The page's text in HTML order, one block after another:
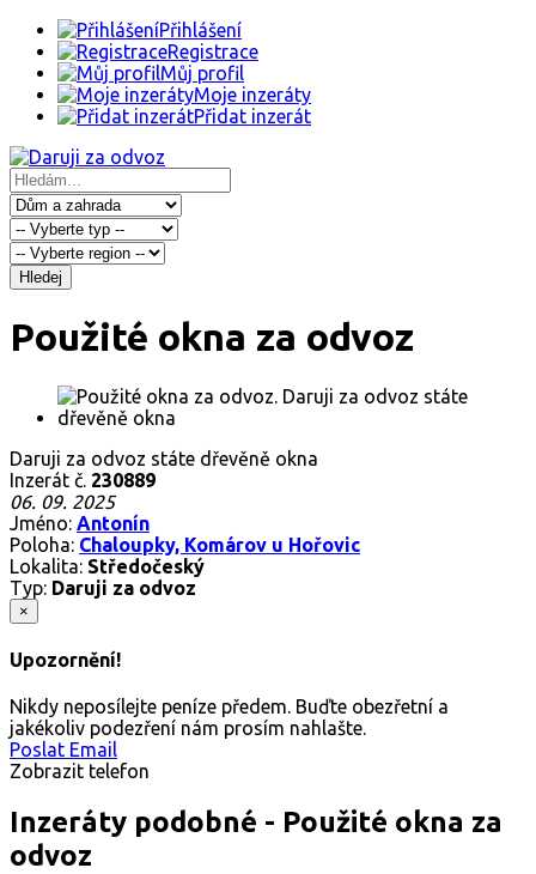
Přihlášení
Registrace
Můj profil
Moje inzeráty
Přidat inzerát
Hledej
Použité okna za odvoz
Daruji za odvoz státe dřevěně okna
Inzerát č. 230889
06. 09. 2025
Jméno: Antonín
Poloha: Chaloupky, Komárov u Hořovic
Lokalita: Středočeský
Typ: Daruji za odvoz
×
Upozornění!
Nikdy neposílejte peníze předem. Buďte obezřetní a
jakékoliv podezření nám prosím nahlašte.
Poslat Email
Zobrazit telefon
Inzeráty podobné - Použité okna za
odvoz